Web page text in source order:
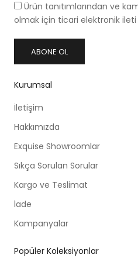
Ürün tanıtımlarından ve
olmak için ticari elektronik
ABONE OL
Kurumsal
İletişim
Hakkımızda
Exquise Showroomlar
Sıkça Sorulan Sorular
Kargo ve Teslimat
İade
Kampanyalar
Popüler Koleksiyonlar